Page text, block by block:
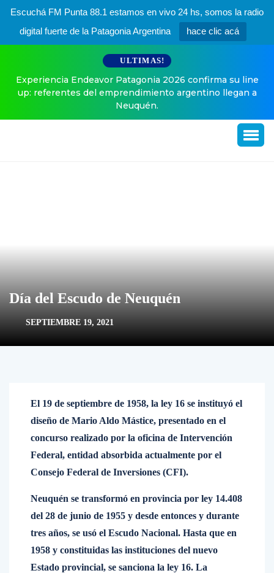
Escuchá FM Punta 88.1 estamos en vivo 24 hs, somos la radio
digital fuerte de la Patagonia Argentina
hace clic acá
ULTIMAS!
Patagonia 2026 confirma su line
del emprendimiento argentino llegan a
El especial
Día del Escudo de Neuquén
SEPTIEMBRE 19, 2021
El 19 de septiembre de 1958, la ley 16 se instituyó el
diseño de Mario Aldo Mástice, presentado en el
concurso realizado por la oficina de Intervención
Federal, entidad absorbida actualmente por el
Consejo Federal de Inversiones (CFI).
Neuquén se transformó en provincia por ley 14.408
del 28 de junio de 1955 y desde entonces y durante
tres años, se usó el Escudo Nacional. Hasta que en
1958 y constituidas las instituciones del nuevo
Estado provincial, se sanciona la ley 16. La